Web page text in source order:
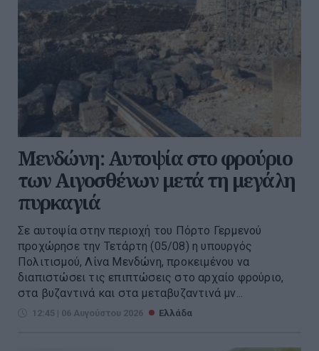
Μενδώνη: Αυτοψία στο φρούριο
των Αιγοσθένων μετά τη μεγάλη
πυρκαγιά
Σε αυτοψία στην περιοχή του Πόρτο Γερμενού
προχώρησε την Τετάρτη (05/08) η υπουργός
Πολιτισμού, Λίνα Μενδώνη, προκειμένου να
διαπιστώσει τις επιπτώσεις στο αρχαίο φρούριο,
στα βυζαντινά και στα μεταβυζαντινά μν...
12:45 | 06 Αυγούστου 2026 Ελλάδα